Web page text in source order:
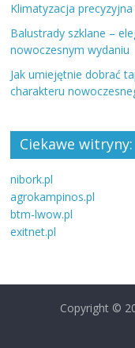
Klimatyzacja
Balustrady szklane –
nowoczesnym wydaniu
Jak umiejętnie dobrać
charakteru
Ciekawe witryny:
nibork.pl
agrokampinos.pl
btm-lwow.pl
exitnet.pl
Copyright ©